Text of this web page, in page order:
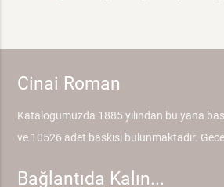
Cinai Roman
Katalogumuzda 1885 yılından bu yana
ve 10526 adet baskısı bulunmaktadır.
Bağlantıda Kalın...